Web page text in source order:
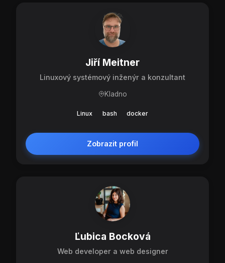
Jiří Meitner
Linuxový systémový inženýr a konzultant
Kladno
Linux bash docker
Zobrazit profil
Ľubica Bocková
Web developer a web designer